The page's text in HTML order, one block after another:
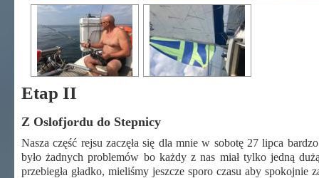
Etap II
Z Oslofjordu do Stepnicy
Nasza część rejsu zaczęła się dla mnie w sobotę 27 lipca
było żadnych problemów bo każdy z nas miał tylko jedną
przebiegła gładko, mieliśmy jeszcze sporo czasu aby